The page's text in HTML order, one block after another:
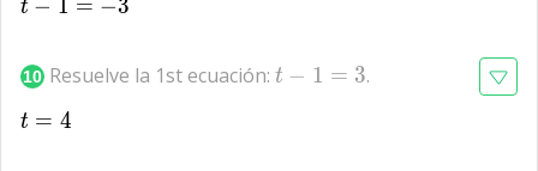
t-1=-3
t − 1 = −3
10 Resuelve la 1st ecuación: t-
t − 1 = 3.
t=4
t = 4